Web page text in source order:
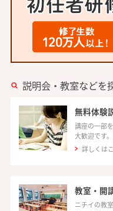
説明会・教室などを
無料体験
講座の一部
大歓迎です。
詳しくは
教室・開
ニチイの教